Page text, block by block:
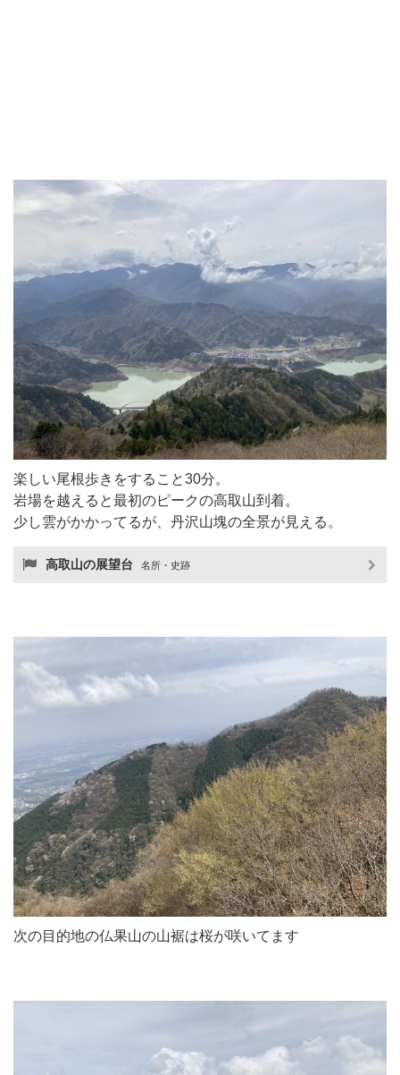
楽しい尾根歩きをすること30分。
岩場を越えると最初のピークの高取山到着。
少し雲がかかってるが、丹沢山塊の全景が見える。
高取山の展望台 名所・史跡
次の目的地の仏果山の山裾は桜が咲いてます